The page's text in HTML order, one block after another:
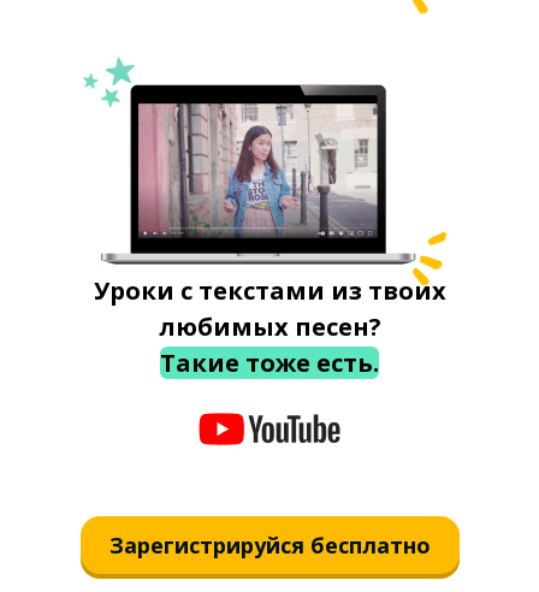
Уроки с текстами из твоих
любимых песен?
Такие тоже есть.
Зарегистрируйся бесплатно